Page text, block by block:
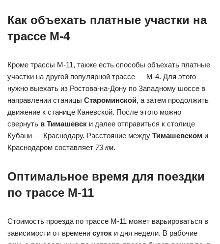
Как объехать платные участки на
трассе М-4
Кроме трассы М-11, также есть способы объехать платные
участки на другой популярной трассе — М-4. Для этого
нужно выехать из Ростова-на-Дону по Западному шоссе в
направлении станицы Староминской, а затем продолжить
движение к станице Каневской. После этого можно
свернуть в Тимашевск и далее отправиться к столице
Кубани — Краснодару. Расстояние между Тимашевском и
Краснодаром составляет 73 км.
Оптимальное время для поездки
по трассе М-11
Стоимость проезда по трассе М-11 может варьироваться в
зависимости от времени суток и дня недели. В рабочие